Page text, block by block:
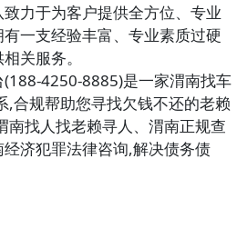
力于为客户提供全方位、专业
一支经验丰富、专业素质过硬
关服务。
4250-8885)是一家渭南找车
,合规帮助您寻找欠钱不还的老赖
南找人找老赖寻人、渭南正规查
济犯罪法律咨询,解决债务债